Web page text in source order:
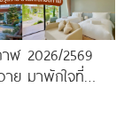
ฬ 2026/2569
ย มาพักใจที่